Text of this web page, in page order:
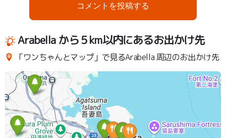
コメントを投稿する
Arabella から５km以内にあるお出かけ先
「ワンちゃんとマップ」で見るArabella 周辺のお出かけ先